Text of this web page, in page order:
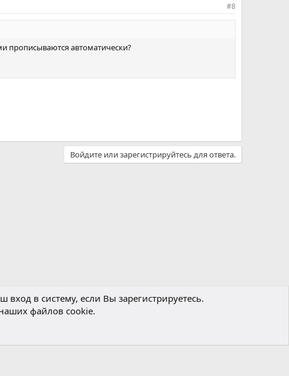
#8
прописываются автоматически?
Войдите или зарегистрируйтесь для ответа.
Политика конфиденциальности
в систему, если Вы зарегистрируетесь.
файлов cookie.